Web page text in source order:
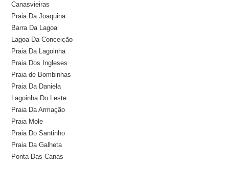
Canasvieiras
Praia Da Joaquina
Barra Da Lagoa
Lagoa Da Conceição
Praia Da Lagoinha
Praia Dos Ingleses
Praia de Bombinhas
Praia Da Daniela
Lagoinha Do Leste
Praia Da Armação
Praia Mole
Praia Do Santinho
Praia Da Galheta
Ponta Das Canas